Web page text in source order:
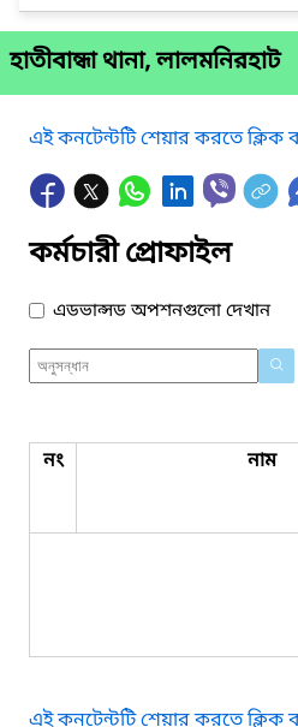
হাতীবান্ধা থানা, লালমনিরহাট
এই কনটেন্টটি শেয়ার করতে
কর্মচারী প্রোফাইল
এডভান্সড অপশনগুলো দেখান
নং নাম
এই কনটেন্টটি শেয়ার করতে